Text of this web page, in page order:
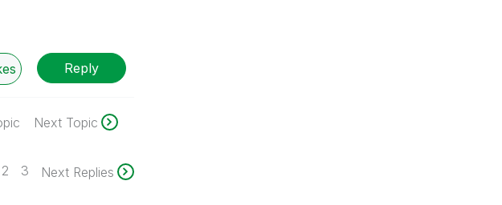
Reply
Next Topic
2 3 Next Replies